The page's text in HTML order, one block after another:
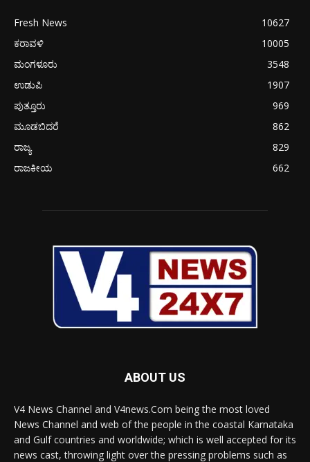
Fresh News
10627
ಕರಾವಳಿ
10005
ಮಂಗಳೂರು
3548
ಉಡುಪಿ
1907
ಪುತ್ತೂರು
969
ಮೂಡಬಿದರೆ
862
ರಾಜ್ಯ
829
ರಾಜಕೀಯ
662
ABOUT US
V4 News Channel and V4news.Com being the most loved
News Channel and web of the people in the coastal Karnataka
and Gulf countries and worldwide; which is well accepted for its
news cast, throwing light over the pressing problems such as